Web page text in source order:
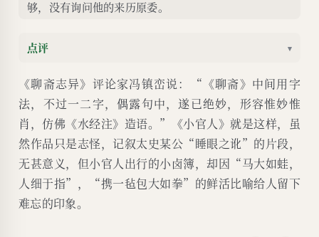
够，没有询问他的来历原委。
点评 ▾
《聊斋志异》评论家冯镇峦说：“《聊斋》中间用字
法，不过一二字，偶露句中，遂已绝妙，形容惟妙惟
肖，仿佛《水经注》造语。”《小官人》就是这样，虽
然作品只是志怪，记叙太史某公“睡眼之讹”的片段，
无甚意义，但小官人出行的小卤簿，却因“马大如蛙，
人细于指”，“携一毡包大如拳”的鲜活比喻给人留下
难忘的印象。